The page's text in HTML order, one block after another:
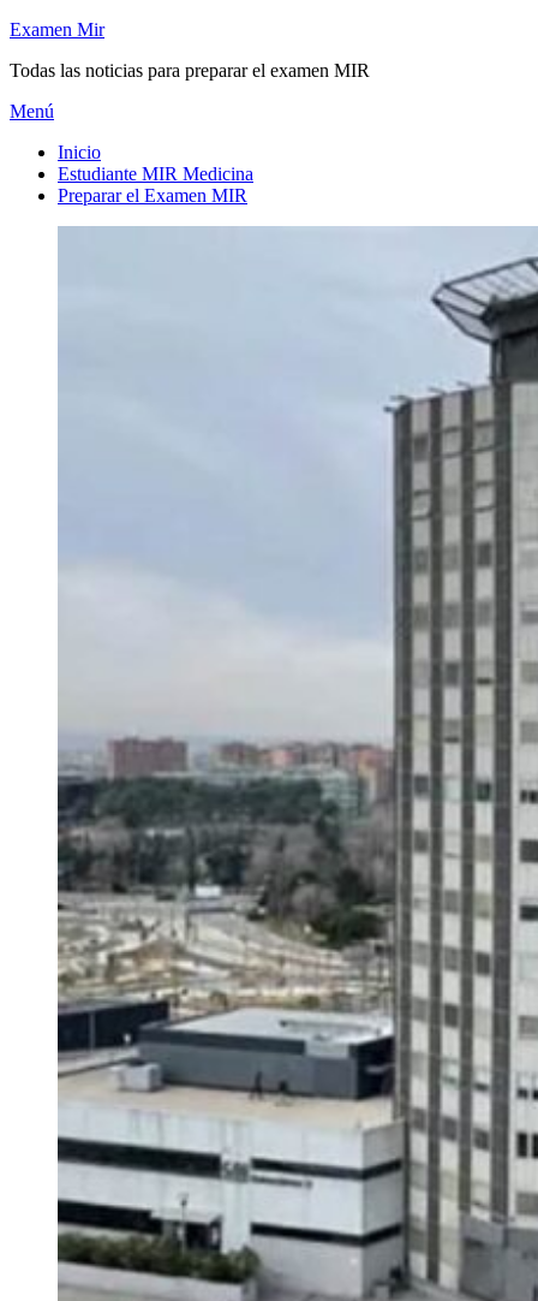
Saltar
contenido
Examen Mir
Todas las noticias para preparar el examen MIR
Menú
Inicio
Estudiante MIR Medicina
Preparar el Examen MIR